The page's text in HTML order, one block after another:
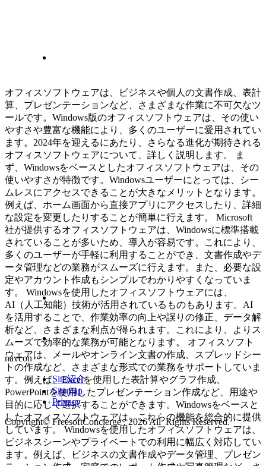
オフィスソフトウェアは、ビジネスや個人の文書作成、表計
算、プレゼンテーションなど、さまざまな作業に不可欠なツ
ールです。Windows版のオフィスソフトウェアは、その使い
やすさや豊富な機能により、多くのユーザーに愛用されてい
ます。2024年を迎えるにあたり、さらなる進化が期待される
オフィスソフトウェアについて、詳しく説明します。 ま
ず、Windowsをベースとしたオフィスソフトウェアは、その
使いやすさが特徴です。Windowsユーザーにとっては、シー
ムレスにアクセスできることが大きなメリットとなります。
例えば、ホーム画面から直接アプリにアクセスしたり、詳細
な設定を変更したりすることが簡単に行えます。 Microsoft
社が提供するオフィスソフトウェアは、Windowsに標準搭載
されていることが多いため、導入が容易です。これにより、
多くのユーザーが手軽に利用することができ、文書作成やデ
ータ管理などの業務がスムーズに行えます。また、必要な設
定やアカウント作成もシンプルでわかりやすくなっていま
す。 Windowsを使用したオフィスソフトウェアには、
AI（人工知能）技術が活用されているものもあります。AI
を活用することで、作業効率の向上や誤りの修正、データ解
析など、さまざまな利点が得られます。これにより、よりス
ムーズで効率的な業務が可能となります。 オフィスソフト
ウェアは、メールやオンライン文書の作成、スプレッドシー
トの作成など、さまざまな形式での業務をサポートしていま
す。例えば、Excelを使用した表計算やグラフ作成、
PowerPointを使用したプレゼンテーション作成など、用途や
目的に応じて選択することができます。Windowsをベースと
したオフィスソフトウェアは、これらの機能を総合的に提供
しています。 Windowsを使用したオフィスソフトウェアは、
ビジネスシーンやプライベートでの利用に幅広く対応してい
ます。例えば、ビジネスの文書作成やデータ管理、プレゼン
navcon
Site紹介
Sitemap
Privacy
Copyright© FreesoftConcierge , 2026 All Rights Reserved.